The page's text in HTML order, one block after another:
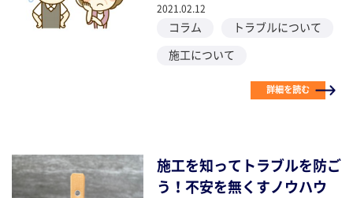
2021.02.12
コラム
トラブルについて
施工について
詳細を読む
施工を知ってトラブルを防ご
う！不安を無くすノウハウ